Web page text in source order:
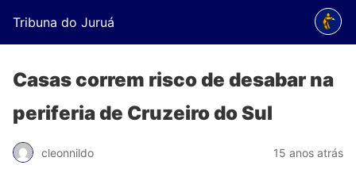
Tribuna do Juruá
Casas correm risco de desabar na
periferia de Cruzeiro do Sul
cleonnildo 15 anos atrás